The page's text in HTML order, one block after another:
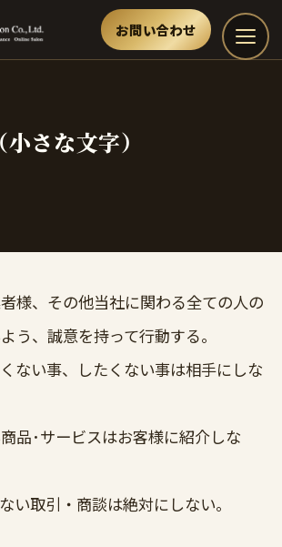
お問い合わせ
さな文字）
様、その他当社に関わる全ての人の
う、誠意を持って行動する。
ない事、したくない事は相手にしな
品･サービスはお客様に紹介しな
い取引・商談は絶対にしない。